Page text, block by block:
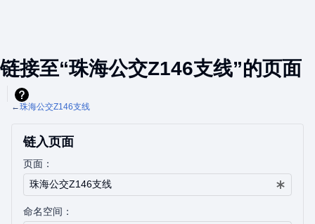
链接至“珠海公交Z146支线”的页面
←珠海公交Z146支线
链入页面
页面：
命名空间：